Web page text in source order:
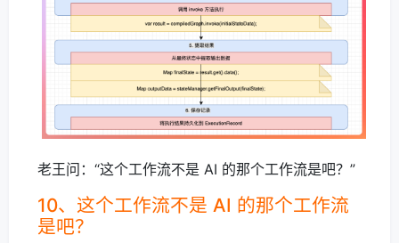
老王问：“这个工作流不是 AI 的那个工作流是吧？”
10、这个工作流不是 AI 的那个工作流
是吧？